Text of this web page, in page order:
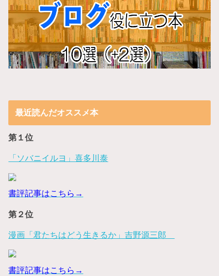
最近読んだオススメ本
第１位
「ソバニイルヨ」喜多川泰
書評記事はこちら→
第２位
漫画「君たちはどう生きるか」吉野源三郎
書評記事はこちら→